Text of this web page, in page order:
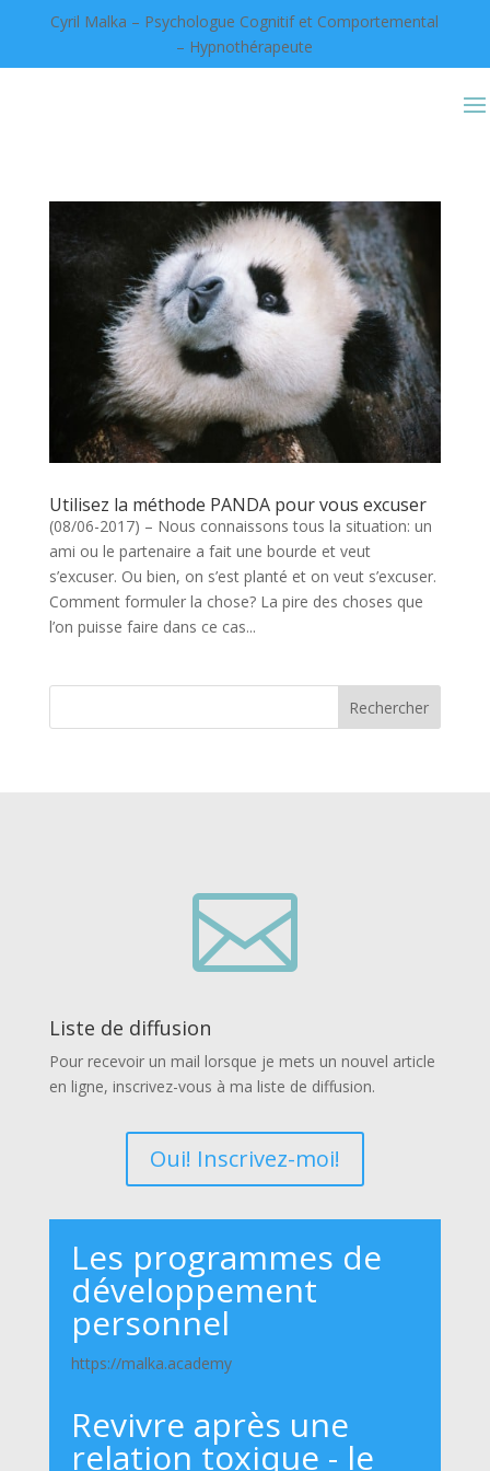
Cyril Malka – Psychologue Cognitif et Comportemental
– Hypnothérapeute
Utilisez la méthode PANDA pour vous excuser
(08/06-2017) – Nous connaissons tous la situation: un
ami ou le partenaire a fait une bourde et veut
s’excuser. Ou bien, on s’est planté et on veut s’excuser.
Comment formuler la chose? La pire des choses que
l’on puisse faire dans ce cas...
Rechercher

Liste de diffusion
Pour recevoir un mail lorsque je mets un nouvel article
en ligne, inscrivez-vous à ma liste de diffusion.
Oui! Inscrivez-moi!
Les programmes de
développement
personnel
https://malka.academy
Revivre après une
relation toxique - le